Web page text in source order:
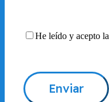
He leído y acepto la